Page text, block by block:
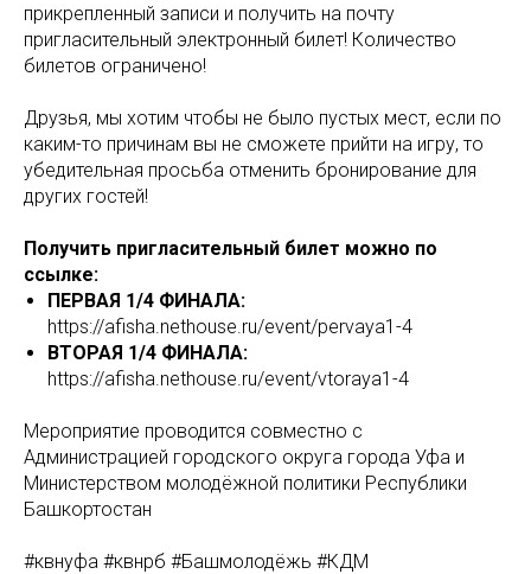
прикрепленный записи и получить на почту
пригласительный электронный билет! Количество
билетов ограничено!
Друзья, мы хотим чтобы не было пустых мест, если по
каким-то причинам вы не сможете прийти на игру, то
убедительная просьба отменить бронирование для
других гостей!
Получить пригласительный билет можно по
ссылке:
ПЕРВАЯ 1/4 ФИНАЛА:
https://afisha.nethouse.ru/event/pervaya1-4
ВТОРАЯ 1/4 ФИНАЛА:
https://afisha.nethouse.ru/event/vtoraya1-4
Мероприятие проводится совместно с
Администрацией городского округа города Уфа и
Министерством молодёжной политики Республики
Башкортостан
#квнуфа #квнрб #Башмолодёжь #КДМ